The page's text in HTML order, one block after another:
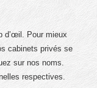
d’œil. Pour mieux
cabinets privés se
sur nos noms.
respectives.